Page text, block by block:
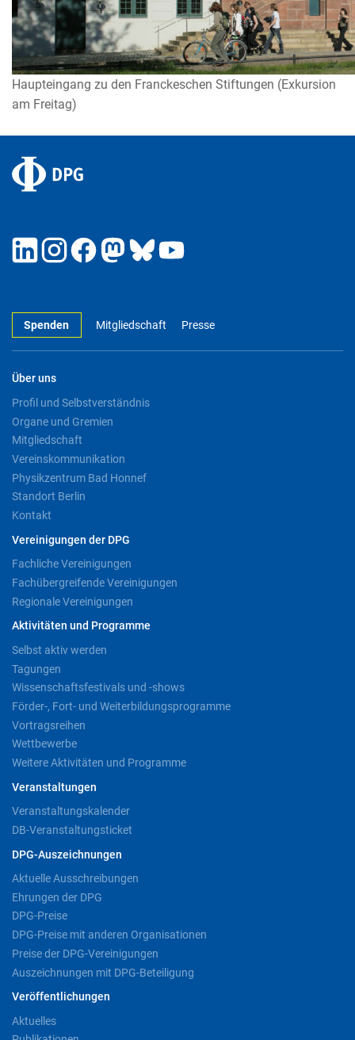
Haupteingang zu den Franckeschen Stiftungen (Exkursion
am Freitag)
Spenden Mitgliedschaft Presse
Über uns
Profil und Selbstverständnis
Organe und Gremien
Mitgliedschaft
Vereinskommunikation
Physikzentrum Bad Honnef
Standort Berlin
Kontakt
Vereinigungen der DPG
Fachliche Vereinigungen
Fachübergreifende Vereinigungen
Regionale Vereinigungen
Aktivitäten und Programme
Selbst aktiv werden
Tagungen
Wissenschaftsfestivals und -shows
Förder-, Fort- und Weiterbildungsprogramme
Vortragsreihen
Wettbewerbe
Weitere Aktivitäten und Programme
Veranstaltungen
Veranstaltungskalender
DB-Veranstaltungsticket
DPG-Auszeichnungen
Aktuelle Ausschreibungen
Ehrungen der DPG
DPG-Preise
DPG-Preise mit anderen Organisationen
Preise der DPG-Vereinigungen
Auszeichnungen mit DPG-Beteiligung
Veröffentlichungen
Aktuelles